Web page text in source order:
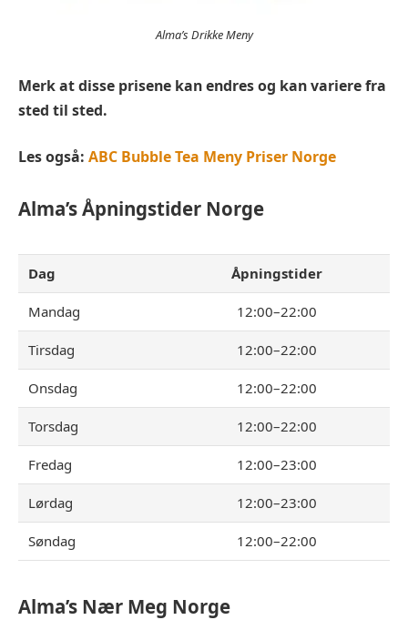
Alma’s Drikke Meny
Merk at disse prisene kan endres og kan variere fra
sted til sted.
Les også: ABC Bubble Tea Meny Priser Norge
Alma’sÅpningstider Norge
Dag Åpningstider
Mandag 12:00–22:00
Tirsdag 12:00–22:00
Onsdag 12:00–22:00
Torsdag 12:00–22:00
Fredag 12:00–23:00
Lørdag 12:00–23:00
Søndag 12:00–22:00
Alma’s Nær Meg Norge